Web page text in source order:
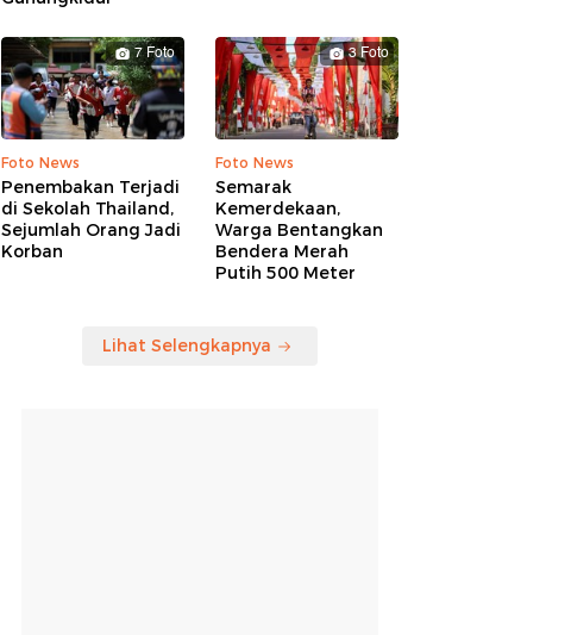
7 Foto
Foto News
Penembakan Terjadi
di Sekolah Thailand,
Sejumlah Orang Jadi
Korban
3 Foto
Foto News
Semarak
Kemerdekaan,
Warga Bentangkan
Bendera Merah
Putih 500 Meter
Lihat Selengkapnya